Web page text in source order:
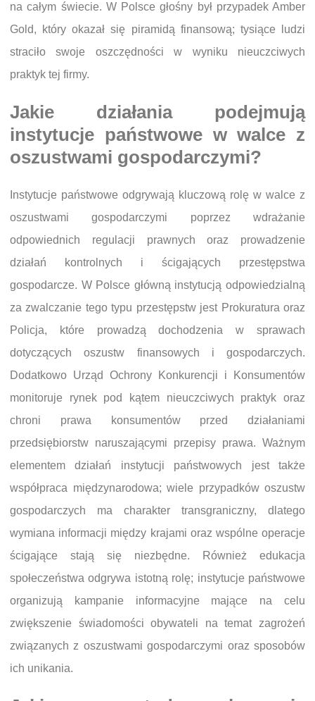
na całym świecie. W Polsce głośny był przypadek Amber
Gold, który okazał się piramidą finansową; tysiące ludzi
straciło swoje oszczędności w wyniku nieuczciwych
praktyk tej firmy.
Jakie działania podejmują
instytucje państwowe w walce z
oszustwami gospodarczymi?
Instytucje państwowe odgrywają kluczową rolę w walce z
oszustwami gospodarczymi poprzez wdrażanie
odpowiednich regulacji prawnych oraz prowadzenie
działań kontrolnych i ścigających przestępstwa
gospodarcze. W Polsce główną instytucją odpowiedzialną
za zwalczanie tego typu przestępstw jest Prokuratura oraz
Policja, które prowadzą dochodzenia w sprawach
dotyczących oszustw finansowych i gospodarczych.
Dodatkowo Urząd Ochrony Konkurencji i Konsumentów
monitoruje rynek pod kątem nieuczciwych praktyk oraz
chroni prawa konsumentów przed działaniami
przedsiębiorstw naruszającymi przepisy prawa. Ważnym
elementem działań instytucji państwowych jest także
współpraca międzynarodowa; wiele przypadków oszustw
gospodarczych ma charakter transgraniczny, dlatego
wymiana informacji między krajami oraz wspólne operacje
ścigające stają się niezbędne. Również edukacja
społeczeństwa odgrywa istotną rolę; instytucje państwowe
organizują kampanie informacyjne mające na celu
zwiększenie świadomości obywateli na temat zagrożeń
związanych z oszustwami gospodarczymi oraz sposobów
ich unikania.